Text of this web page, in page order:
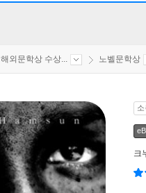
해외문학상 수상... 노벨문학상
크